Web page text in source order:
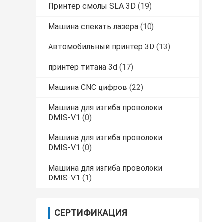
Принтер смолы SLA 3D (19)
Машина спекать лазера (10)
Автомобильный принтер 3D (13)
принтер титана 3d (17)
Машина CNC цифров (22)
Машина для изгиба проволоки
DMIS-V1 (0)
Машина для изгиба проволоки
DMIS-V1 (0)
Машина для изгиба проволоки
DMIS-V1 (1)
СЕРТИФИКАЦИЯ